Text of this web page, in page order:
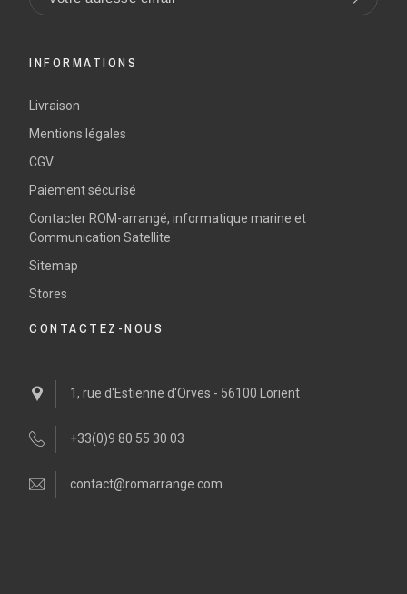
INFORMATIONS
Livraison
Mentions légales
CGV
Paiement sécurisé
Contacter ROM-arrangé, informatique marine et
Communication Satellite
Sitemap
Stores
CONTACTEZ-NOUS
1, rue d'Estienne d'Orves - 56100 Lorient
+33(0)9 80 55 30 03
contact@romarrange.com